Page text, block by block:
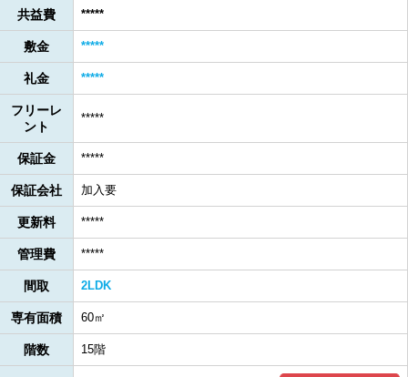
共益費 *****
敷金 *****
礼金 *****
フリーレ
ント
*****
保証金 *****
保証会社 加入要
更新料 *****
管理費 *****
間取 2LDK
専有面積 60㎡
階数 15階